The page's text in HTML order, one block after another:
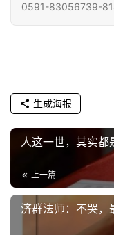
0591-83056739-
生成海报
人这一世，其实都
上一篇
济群法师：不哭，